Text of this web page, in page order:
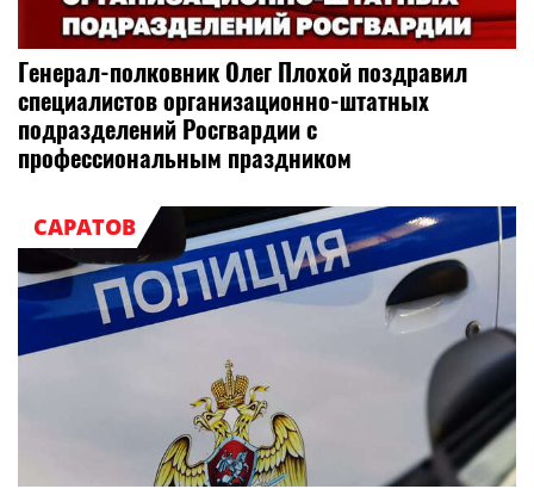
Генерал-полковник Олег Плохой поздравил
специалистов организационно-штатных
подразделений Росгвардии с
профессиональным праздником
САРАТОВ